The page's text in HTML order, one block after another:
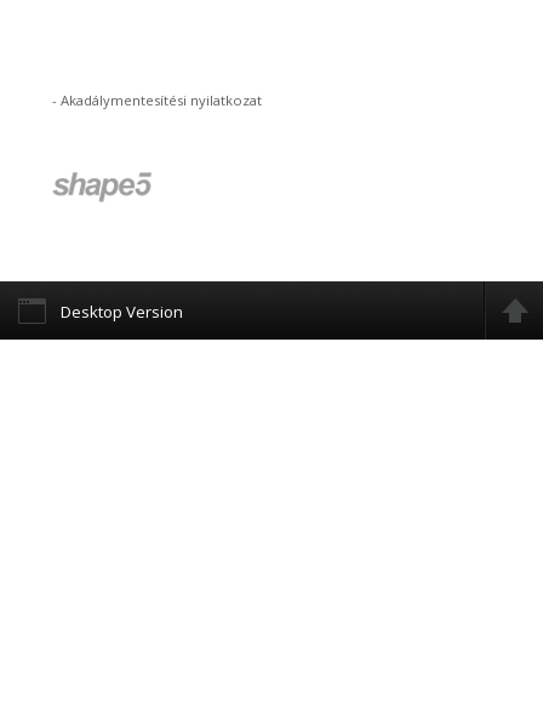
-Akadálymentesítési nyilatkozat
Desktop Version